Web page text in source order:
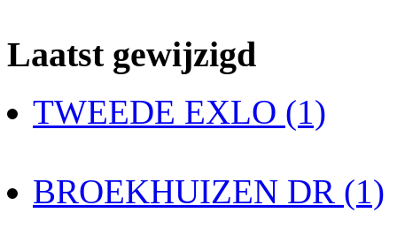
Laatst gewijzigd
TWEEDE EXLO (1)
BROEKHUIZEN DR (1)